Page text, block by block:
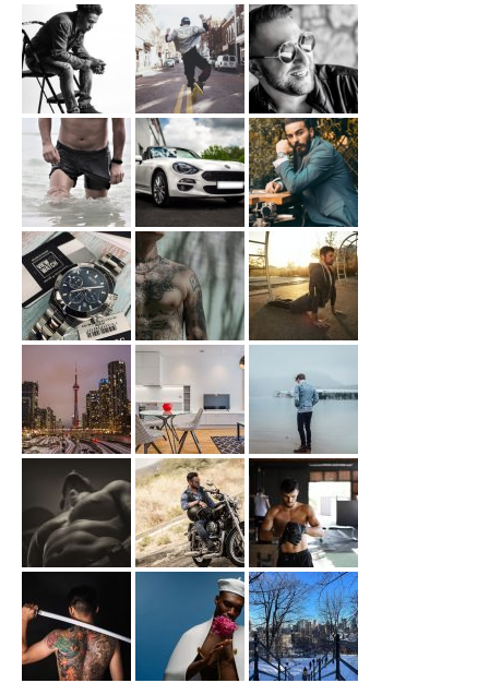
MARCEL PROUST :
QUIZZ N°4
MARCEL PROUST :
QUIZZ N°5
MARCEL PROUST :
QUIZZ N°6
MARCEL PROUST :
QUIZZ N°7
MARCEL PROUST :
QUIZZ N°8
LITTÉRATURE
RÉFLEXIONS